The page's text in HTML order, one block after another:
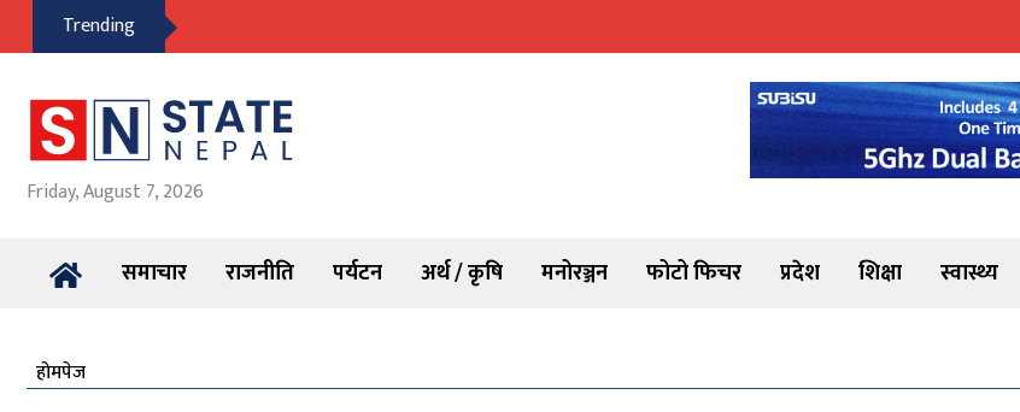
Trending
Friday, August 7, 2026
समाचार राजनीति पर्यटन अर्थ / कृषि मनोरञ्जन फोटो फिचर प्रदेश शिक्षा स्वास्थ्य
होमपेज